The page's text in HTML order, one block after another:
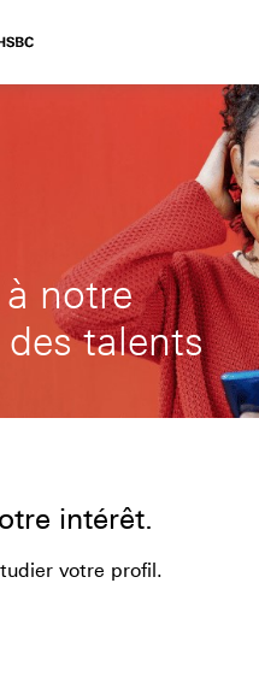
notre
talents
intérêt.
votre profil.